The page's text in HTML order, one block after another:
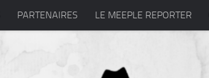
PARTENAIRES LE MEEPLE REPORTER